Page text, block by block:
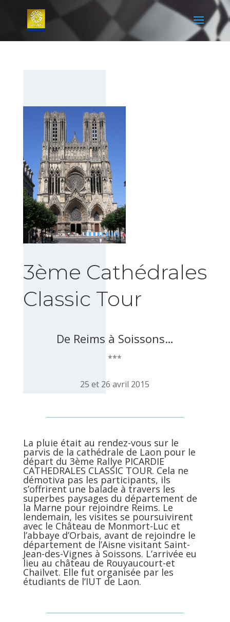
3ème Cathédrales
Classic Tour
De Reims à Soissons…
***
25 et 26 avril 2015
La pluie était au rendez-vous sur le
parvis de la cathédrale de Laon pour le
départ du 3ème Rallye PICARDIE
CATHEDRALES CLASSIC TOUR. Cela ne
démotiva pas les participants, ils
s’offrirent une balade à travers les
superbes paysages du département de
la Marne pour rejoindre Reims. Le
lendemain, les visites se poursuivirent
avec le Château de Monmort-Luc et
l’abbaye d’Orbais, avant de rejoindre le
département de l’Aisne visitant Saint-
Jean-des-Vignes à Soissons. L’arrivée eu
lieu au château de Rouyaucourt-et
Chailvet. Elle fut organisée par les
étudiants de l’IUT de Laon.